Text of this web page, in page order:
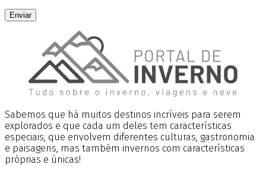
Enviar
Sabemos que há muitos destinos incríveis para serem
explorados e que cada um deles tem características
especiais, que envolvem diferentes culturas, gastronomia
e paisagens, mas também invernos com características
próprias e únicas!